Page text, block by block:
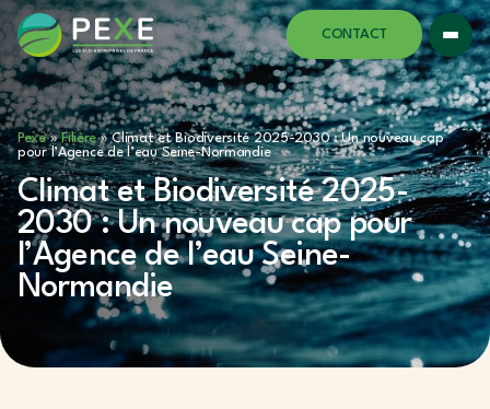
CONTACT
Pexe»Filière»Climat et Biodiversité 2025-2030 : Un nouveau cap
pour l’Agence de l’eau Seine-Normandie
Climat et Biodiversité 2025-
2030 : Un nouveau cap pour
l’Agence de l’eau Seine-
Normandie